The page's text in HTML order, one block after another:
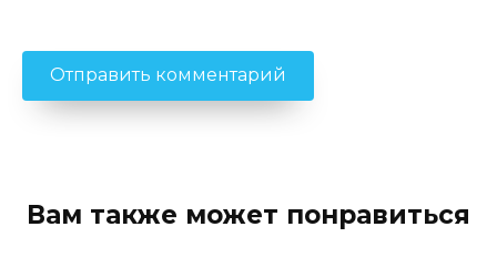
Вам также может понравиться